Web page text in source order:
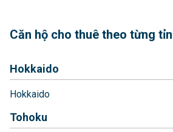
Căn hộ cho thuê theo từng
Hokkaido
Hokkaido
Tohoku